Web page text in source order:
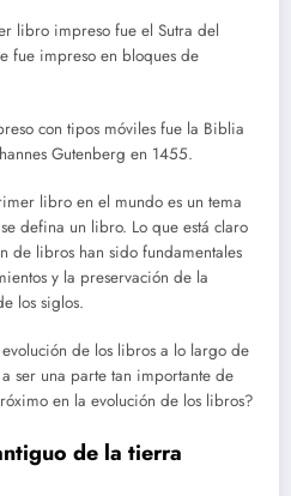
libro impreso fue el Sutra del
fue impreso en bloques de
con tipos móviles fue la Biblia
Gutenberg en 1455.
libro en el mundo es un tema
defina un libro. Lo que está claro
de libros han sido fundamentales
y la preservación de la
los siglos.
de los libros a lo largo de
ser una parte tan importante de
en la evolución de los libros?
de la tierra